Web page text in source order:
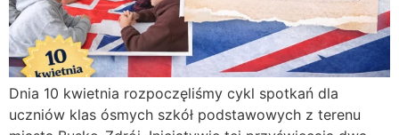
Dnia 10 kwietnia rozpoczęliśmy cykl spotkań dla
uczniów klas ósmych szkół podstawowych z terenu